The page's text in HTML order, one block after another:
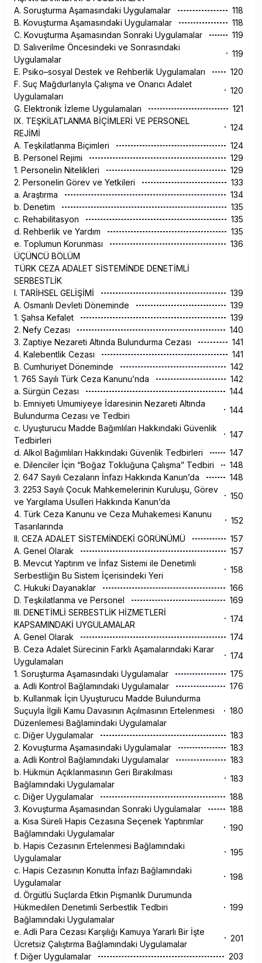
A. Soruşturma Aşamasındaki Uygulamalar
118
B. Kovuşturma Aşamasındaki Uygulamalar
118
C. Kovuşturma Aşamasından Sonraki Uygulamalar
119
D. Salıverilme Öncesindeki ve Sonrasındaki
Uygulamalar
119
E. Psiko–sosyal Destek ve Rehberlik Uygulamaları
120
F. Suç Mağdurlarıyla Çalışma ve Onarıcı Adalet
Uygulamaları
120
G. Elektronik İzleme Uygulamaları
121
IX. TEŞKİLATLANMA BİÇİMLERİ VE PERSONEL
REJİMİ
124
A. Teşkilatlanma Biçimleri
124
B. Personel Rejimi
129
1. Personelin Nitelikleri
129
2. Personelin Görev ve Yetkileri
133
a. Araştırma
134
b. Denetim
135
c. Rehabilitasyon
135
d. Rehberlik ve Yardım
135
e. Toplumun Korunması
136
ÜÇÜNCÜ BÖLÜM
TÜRK CEZA ADALET SİSTEMİNDE DENETİMLİ
SERBESTLİK
I. TARİHSEL GELİŞİMİ
139
A. Osmanlı Devleti Döneminde
139
1. Şahsa Kefalet
139
2. Nefy Cezası
140
3. Zaptiye Nezareti Altında Bulundurma Cezası
141
4. Kalebentlik Cezası
141
B. Cumhuriyet Döneminde
142
1. 765 Sayılı Türk Ceza Kanunu’nda
142
a. Sürgün Cezası
144
b. Emniyeti Umumiyeye İdaresinin Nezareti Altında
Bulundurma Cezası ve Tedbiri
144
c. Uyuşturucu Madde Bağımlıları Hakkındaki Güvenlik
Tedbirleri
147
d. Alkol Bağımlıları Hakkındaki Güvenlik Tedbirleri
147
e. Dilenciler İçin “Boğaz Tokluğuna Çalışma” Tedbiri
148
2. 647 Sayılı Cezaların İnfazı Hakkında Kanun’da
148
3. 2253 Sayılı Çocuk Mahkemelerinin Kuruluşu, Görev
ve Yargılama Usulleri Hakkında Kanun’da
150
4. Türk Ceza Kanunu ve Ceza Muhakemesi Kanunu
Tasarılarında
152
II. CEZA ADALET SİSTEMİNDEKİ GÖRÜNÜMÜ
157
A. Genel Olarak
157
B. Mevcut Yaptırım ve İnfaz Sistemi ile Denetimli
Serbestliğin Bu Sistem İçerisindeki Yeri
158
C. Hukuki Dayanaklar
166
D. Teşkilatlanma ve Personel
169
III. DENETİMLİ SERBESTLİK HİZMETLERİ
KAPSAMINDAKİ UYGULAMALAR
174
A. Genel Olarak
174
B. Ceza Adalet Sürecinin Farklı Aşamalarındaki Karar
Uygulamaları
174
1. Soruşturma Aşamasındaki Uygulamalar
175
a. Adli Kontrol Bağlamındaki Uygulamalar
176
b. Kullanmak İçin Uyuşturucu Madde Bulundurma
Suçuyla İlgili Kamu Davasının Açılmasının Ertelenmesi
Düzenlemesi Bağlamindaki Uygulamalar
180
c. Diğer Uygulamalar
183
2. Kovuşturma Aşamasındaki Uygulamalar
183
a. Adli Kontrol Bağlamındaki Uygulamalar
183
b. Hükmün Açıklanmasının Geri Bırakılması
Bağlamındaki Uygulamalar
183
c. Diğer Uygulamalar
188
3. Kovuşturma Aşamasından Sonraki Uygulamalar
188
a. Kısa Süreli Hapis Cezasına Seçenek Yaptırımlar
Bağlamındaki Uygulamalar
190
b. Hapis Cezasının Ertelenmesi Bağlamındaki
Uygulamalar
195
c. Hapis Cezasının Konutta İnfazı Bağlamındaki
Uygulamalar
198
d. Örgütlü Suçlarda Etkin Pişmanlık Durumunda
Hükmedilen Denetimli Serbestlik Tedbiri
Bağlamındaki Uygulamalar
199
e. Adli Para Cezası Karşılığı Kamuya Yararlı Bir İşte
Ücretsiz Çalıştırma Bağlamındaki Uygulamalar
201
f. Diğer Uygulamalar
203